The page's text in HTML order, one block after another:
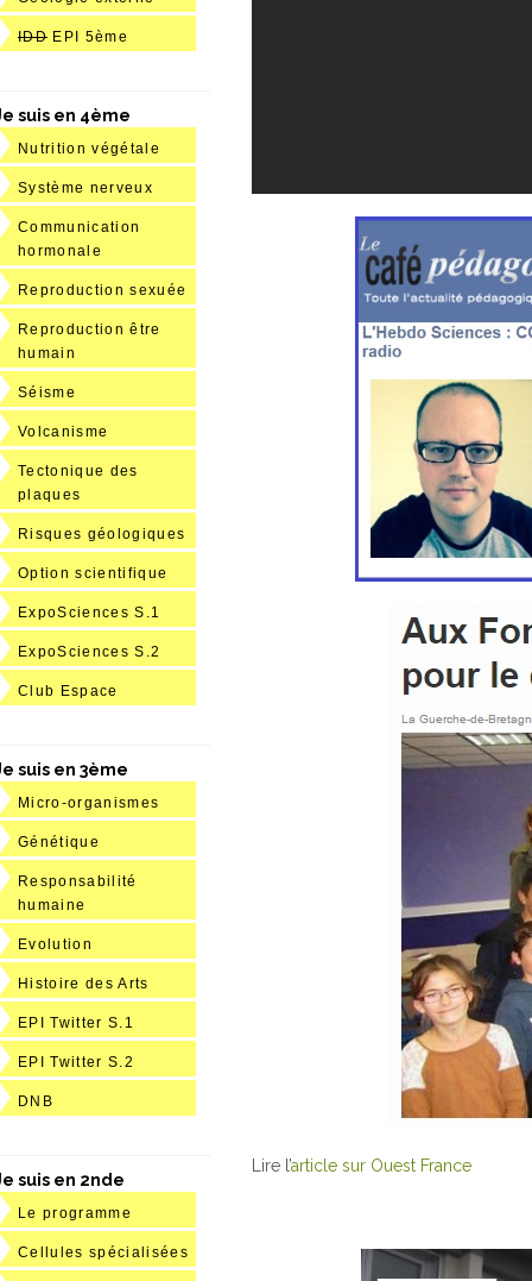
Lire l’article sur Ouest France
IDD EPI 5ème
suis en 4ème
Nutrition végétale
Système nerveux
Communication
hormonale
Reproduction sexuée
Reproduction être
humain
Séisme
Volcanisme
Tectonique des
plaques
Risques géologiques
Option scientifique
ExpoSciences S.1
ExpoSciences S.2
Club Espace
suis en 3ème
Micro-organismes
Génétique
Responsabilité
humaine
Evolution
Histoire des Arts
EPI Twitter S.1
EPI Twitter S.2
DNB
suis en 2nde
Le programme
Cellules spécialisées